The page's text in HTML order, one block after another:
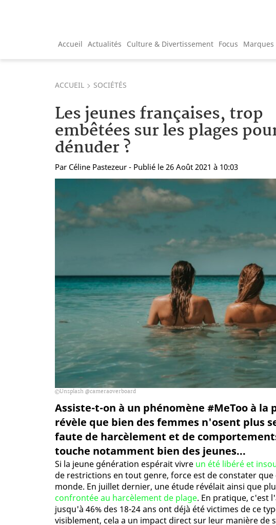
Accueil Actualités Culture & Divertissement Focus Marques
ACCUEIL SOCIÉTÉS
Les jeunes françaises, trop
embêtées sur les plages
dénuder ?
Par Céline Pastezeur - Publié le 26 Août 2021 à 10:03
Unsplash @cameraoverboard
Assiste-t-on à un phénomène #MeToo à la
révèle que bien des femmes n'osent plus
faute de harcèlement et de
touche notamment bien des jeunes...
Si la jeune génération espérait vivre un été libéré et
de restrictions en tout genre, force est de constater
monde. En juillet dernier, une étude révélait ainsi que
confrontée au harcèlement de plage. En pratique, c'est
jusqu'à 46% des 18-24 ans ont déjà été victimes de ce
visiblement, cela a un impact direct sur leur manière de